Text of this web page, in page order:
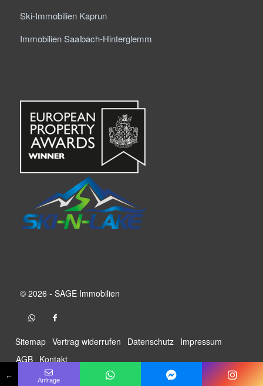
Ski-Immobilien Kaprun
Immobilien Saalbach-Hinterglemm
© 2026 - SAGE Immobilien
Sitemap Vertrag widerrufen Datenschutz
Impressum
AGB Kontakt
←
Anfrage